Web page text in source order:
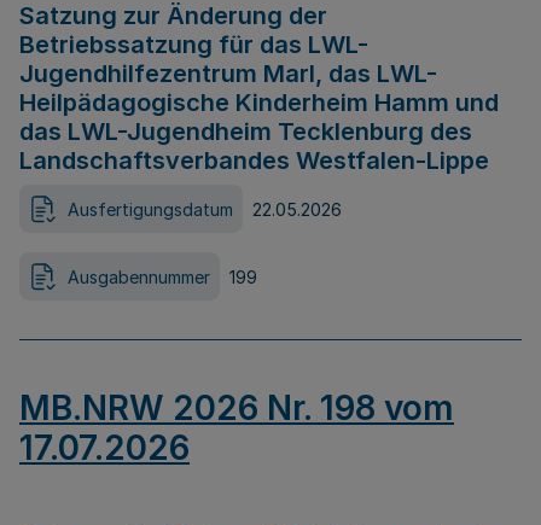
Satzung zur Änderung der
Betriebssatzung für das LWL-
Jugendhilfezentrum Marl, das LWL-
Heilpädagogische Kinderheim Hamm und
das LWL-Jugendheim Tecklenburg des
Landschaftsverbandes Westfalen-Lippe
Ausfertigungsdatum 22.05.2026
Ausgabennummer 199
MB.NRW 2026 Nr. 198 vom
17.07.2026